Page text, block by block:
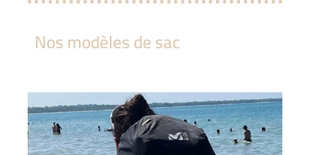
Nos modèles de sac